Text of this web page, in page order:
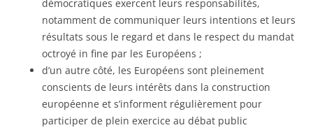
démocratiques exercent leurs responsabilités,
notamment de communiquer leurs intentions et leurs
résultats sous le regard et dans le respect du mandat
octroyé in fine par les Européens ;
d’un autre côté, les Européens sont pleinement
conscients de leurs intérêts dans la construction
européenne et s’informent régulièrement pour
participer de plein exercice au débat public